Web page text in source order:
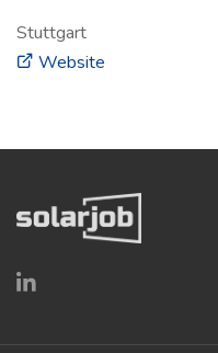
Stuttgart
Website